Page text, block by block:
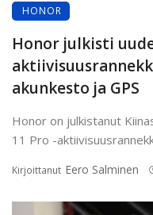
HONOR
Honor julkisti
akunkesto ja GPS
Honor on julkistanut
11 Pro -
Kirjoittanut Eero Salminen